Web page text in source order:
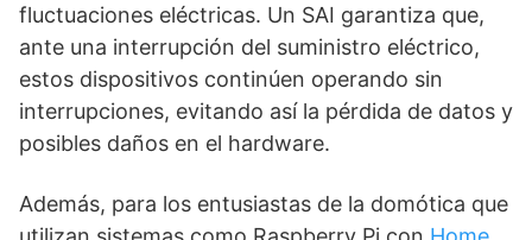
fluctuaciones eléctricas. Un SAI garantiza que,
ante una interrupción del suministro eléctrico,
estos dispositivos continúen operando sin
interrupciones, evitando así la pérdida de datos y
posibles daños en el hardware.
Además, para los entusiastas de la domótica que